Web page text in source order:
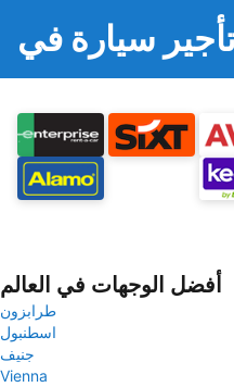
أفضل الوجهات في العالم
طرابزون
اسطنبول
جنيف
Vienna